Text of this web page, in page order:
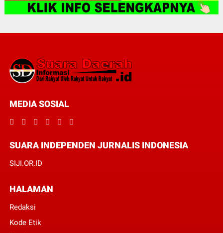
MEDIA SOSIAL
SUARA INDEPENDEN JURNALIS INDONESIA
SIJI.OR.ID
HALAMAN
Redaksi
Kode Etik